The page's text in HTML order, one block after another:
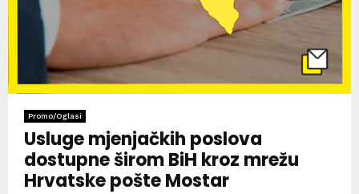
Promo/Oglasi
Usluge mjenjačkih poslova
dostupne širom BiH kroz mrežu
Hrvatske pošte Mostar